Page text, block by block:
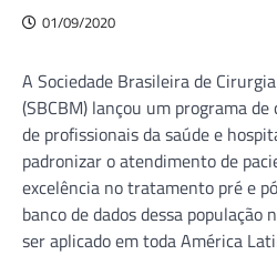
01/09/2020
A Sociedade Brasileira de
(SBCBM) lançou um programa
de profissionais da saúde e
padronizar o atendimento de
excelência no tratamento pré e
banco de dados dessa população
ser aplicado em toda América